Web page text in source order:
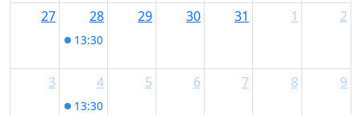
27 28
13:30
29 30 31 1 2
3 4
13:30
5 6 7 8 9